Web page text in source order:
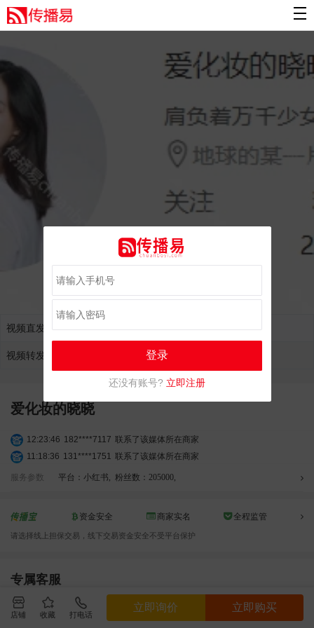
店铺 收藏 打电话
立即询价 立即购买
视频直发报价 ¥4800.00元 加入购物车
视频转发报价 加入购物车
爱化妆的晓晓
12:23:46 182****7117 联系了该媒体所在商家
11:18:36 131****1751 联系了该媒体所在商家
11:36:30 185****9935
联系了该媒体所在商家
03:56:53
180****0947
联系了该媒体所在商家
04:49:31 151****0520 联系了该媒体所在商家
04:06:21
03:25:44
188****4913
联系了该媒体所在商家
135****3850 联系了该媒体所在商家
服务参数 平台：小红书, 粉丝数：205000,
资金安全 商家实名 全程监管
请选择线上担保交易，线下交易资金安全不受平台保护
专属客服
立即询价 QQ咨询 电话咨询
登录
还没有账号? 立即注册